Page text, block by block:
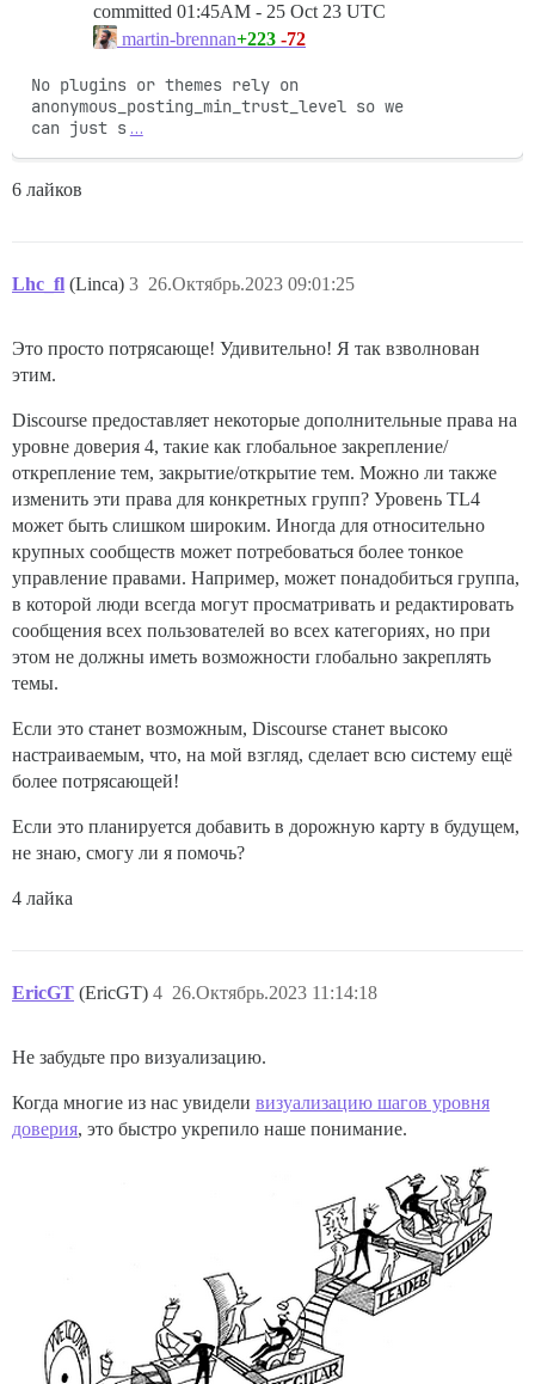
committed 01:45AM - 25 Oct 23 UTC
martin-brennan+223 -72
No plugins or themes rely on
anonymous_posting_min_trust_level so we
can just s …
6 лайков
Lhc_fl (Linca) 26.Октябрь.2023 09:01:25
3
Это просто потрясающе! Удивительно! Я так взволнован
этим.
Discourse предоставляет некоторые дополнительные права на
уровне доверия 4, такие как глобальное закрепление/
открепление тем, закрытие/открытие тем. Можно ли также
изменить эти права для конкретных групп? Уровень TL4
может быть слишком широким. Иногда для относительно
крупных сообществ может потребоваться более тонкое
управление правами. Например, может понадобиться группа,
в которой люди всегда могут просматривать и редактировать
сообщения всех пользователей во всех категориях, но при
этом не должны иметь возможности глобально закреплять
темы.
Если это станет возможным, Discourse станет высоко
настраиваемым, что, на мой взгляд, сделает всю систему ещё
более потрясающей!
Если это планируется добавить в дорожную карту в будущем,
не знаю, смогу ли я помочь?
4 лайка
EricGT (EricGT) 26.Октябрь.2023 11:14:18
4
Не забудьте про визуализацию.
Когда многие из нас увидели визуализацию шагов уровня
доверия, это быстро укрепило наше понимание.